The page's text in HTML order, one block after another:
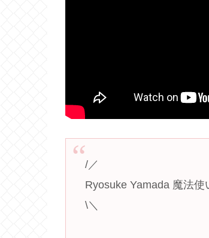
/／
Ryosuke Yamada 魔法使
\＼